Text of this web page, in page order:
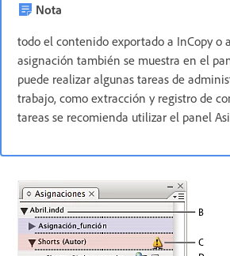
Nota
todo el contenido exportado a InCopy o
asignación también se muestra en el
puede realizar algunas tareas de
trabajo, como extracción y registro de
tareas se recomienda utilizar el panel